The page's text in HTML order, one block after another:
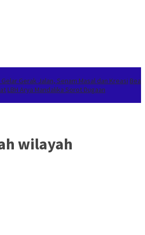
Gerak Jalan, Senam Masal dan Kreasi Bea
LBH Arya Mandalika Sorot Dugaan
wilayah